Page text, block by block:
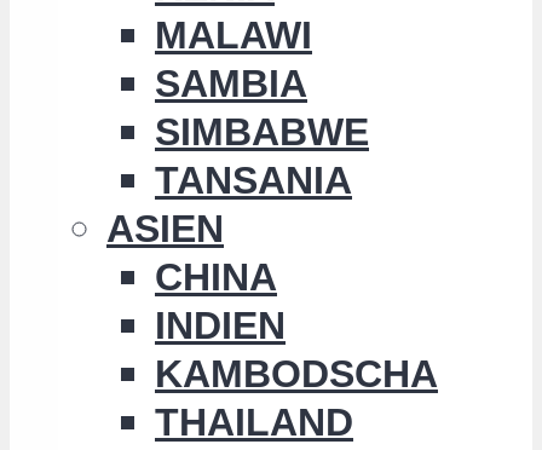
MALAWI
SAMBIA
SIMBABWE
TANSANIA
ASIEN
CHINA
INDIEN
KAMBODSCHA
THAILAND